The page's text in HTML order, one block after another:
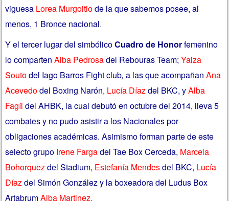
viguesa Lorea Murgoitiode la que sabemos posee, al
menos, 1 Bronce nacional.
Y el tercer lugar del simbólicoCuadro de Honorfemenino
lo comparten Alba Pedrosadel Rebouras Team; Yaiza
Soutodel Iago Barros Fight club, a las que acompañan Ana
Acevedodel Boxing Narón, Lucía Díazdel BKC, yAlba
Fagíl del AHBK, la cual debutó en octubre del 2014, lleva 5
combates y no pudo asistir a los Nacionales por
obligaciones académicas. Asimismo forman parte de este
selecto grupo Irene Fargadel Tae Box Cerceda, Marcela
Bohorquezdel Stadium, Estefanía Mendesdel BKC, Lucía
Díazdel Simón González y la boxeadora del Ludus Box
ArtabrumAlba Martinez.